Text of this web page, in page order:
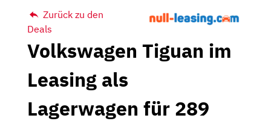
Zurück zu den
Deals
Volkswagen Tiguan im
Leasing als
Lagerwagen für 289